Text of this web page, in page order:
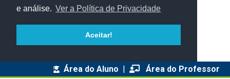
e análise. Ver a Política de Privacidade
Aceitar!
Área do Aluno | Área do Professor